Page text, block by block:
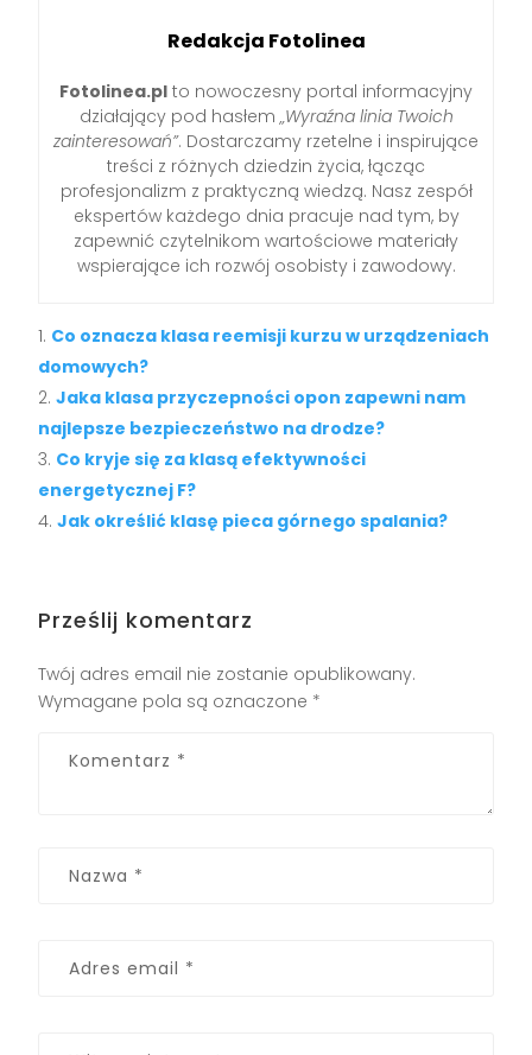
Redakcja Fotolinea
Fotolinea.pl to nowoczesny portal informacyjny
działający pod hasłem „Wyraźna linia Twoich
zainteresowań”. Dostarczamy rzetelne i inspirujące
treści z różnych dziedzin życia, łącząc
profesjonalizm z praktyczną wiedzą. Nasz zespół
ekspertów każdego dnia pracuje nad tym, by
zapewnić czytelnikom wartościowe materiały
wspierające ich rozwój osobisty i zawodowy.
Co oznacza klasa reemisji kurzu w urządzeniach
domowych?
Jaka klasa przyczepności opon zapewni nam
najlepsze bezpieczeństwo na drodze?
Co kryje się za klasą efektywności
energetycznej F?
Jak określić klasę pieca górnego spalania?
Prześlij komentarz
Twój adres email nie zostanie opublikowany.
Wymagane pola są oznaczone *